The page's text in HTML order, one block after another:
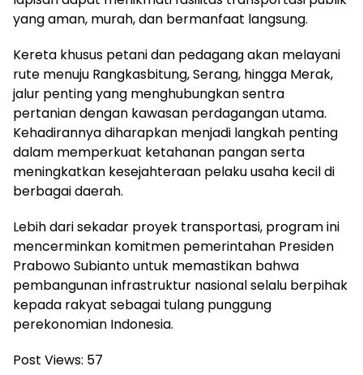
yang aman, murah, dan bermanfaat langsung.
Kereta khusus petani dan pedagang akan melayani
rute menuju Rangkasbitung, Serang, hingga Merak,
jalur penting yang menghubungkan sentra
pertanian dengan kawasan perdagangan utama.
Kehadirannya diharapkan menjadi langkah penting
dalam memperkuat ketahanan pangan serta
meningkatkan kesejahteraan pelaku usaha kecil di
berbagai daerah.
Lebih dari sekadar proyek transportasi, program ini
mencerminkan komitmen pemerintahan Presiden
Prabowo Subianto untuk memastikan bahwa
pembangunan infrastruktur nasional selalu berpihak
kepada rakyat sebagai tulang punggung
perekonomian Indonesia.
Post Views: 57